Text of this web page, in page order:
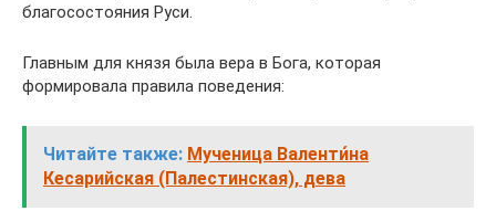
благосостояния Руси.
Главным для князя была вера в Бога, которая
формировала правила поведения:
Читайте также: Мученица Валенти́на
Кесарийская (Палестинская), дева